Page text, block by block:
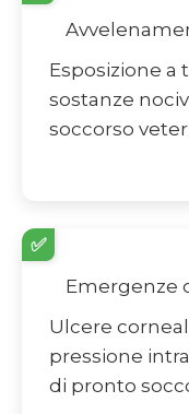
Esposizione a
sostanze
soccorso
✅
Emergenze
Ulcere
pressione
di pronto